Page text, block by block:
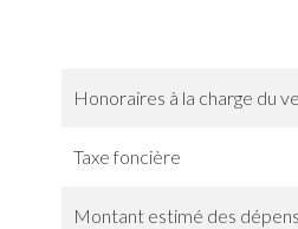
Honoraires à la charge du
Taxe foncière
Montant estimé des